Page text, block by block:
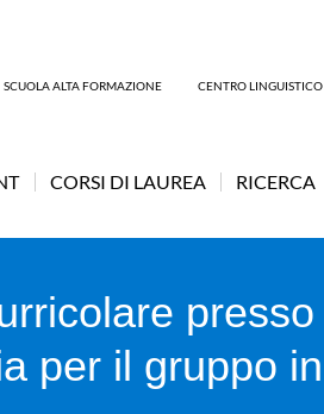
SCUOLA ALTA FORMAZIONE CENTRO
CORSI DI LAUREA RICERCA
per il gruppo